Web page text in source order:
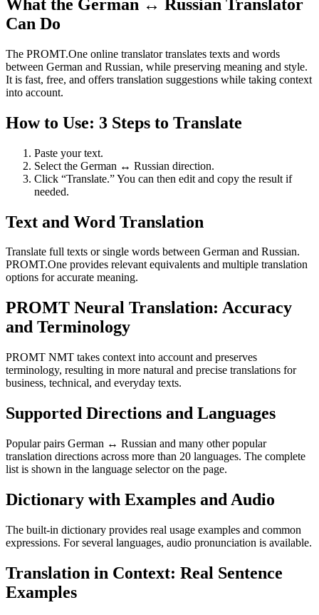
What the German ↔ Russian Translator
Can Do
The PROMT.One online translator translates texts and words
between German and Russian, while preserving meaning and style.
It is fast, free, and offers translation suggestions while taking context
into account.
How to Use: 3 Steps to Translate
Paste your text.
Select the German ↔ Russian direction.
Click “Translate.” You can then edit and copy the result if
needed.
Text and Word Translation
Translate full texts or single words between German and Russian.
PROMT.One provides relevant equivalents and multiple translation
options for accurate meaning.
PROMT Neural Translation: Accuracy
and Terminology
PROMT NMT takes context into account and preserves
terminology, resulting in more natural and precise translations for
business, technical, and everyday texts.
Supported Directions and Languages
Popular pairs German ↔ Russian and many other popular
translation directions across more than 20 languages. The complete
list is shown in the language selector on the page.
Dictionary with Examples and Audio
The built-in dictionary provides real usage examples and common
expressions. For several languages, audio pronunciation is available.
Translation in Context: Real Sentence
Examples